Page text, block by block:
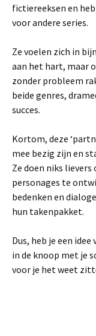
fictiereeksen en
voor andere series.
Ze voelen zich in
aan het hart, maar
zonder probleem
beide genres,
succes.
Kortom, deze
mee bezig zijn en
Ze doen niks lievers
personages te
bedenken en
hun takenpakket.
Dus, heb je een
in de knoop met je
voor je het weet